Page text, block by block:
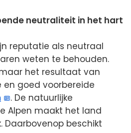
neutraliteit in het hart
reputatie als neutraal
weten te behouden.
het resultaat van
goed voorbereide
. De natuurlijke
Alpen maakt het land
Daarbovenop beschikt